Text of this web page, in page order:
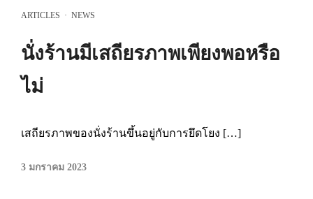
ARTICLES · NEWS
นั่งร้านมีเสถียรภาพเพียงพอหรือ
ไม่
เสถียรภาพของนั่งร้านขึ้นอยู่กับการยึดโยง […]
3 มกราคม 2023